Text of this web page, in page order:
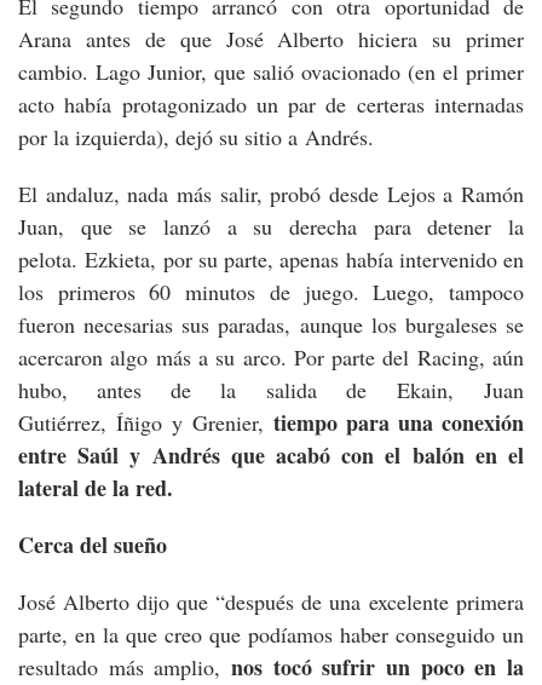
Arana antes de que José Alberto hiciera su primer
cambio. Lago Junior, que salió ovacionado (en el primer
acto había protagonizado un par de certeras internadas
por la izquierda), dejó su sitio a Andrés.
El andaluz, nada más salir, probó desde Lejos a Ramón
Juan, que se lanzó a su derecha para detener la
pelota. Ezkieta, por su parte, apenas había intervenido en
los primeros 60 minutos de juego. Luego, tampoco
fueron necesarias sus paradas, aunque los burgaleses se
acercaron algo más a su arco. Por parte del Racing, aún
hubo, antes de la salida de Ekain, Juan
Gutiérrez, Íñigo y Grenier, tiempo para una conexión
entre Saúl y Andrés que acabó con el balón en el
lateral de la red.
Cerca del sueño
José Alberto dijo que “después de una excelente primera
parte, en la que creo que podíamos haber conseguido un
resultado más amplio, nos tocó sufrir un poco en la